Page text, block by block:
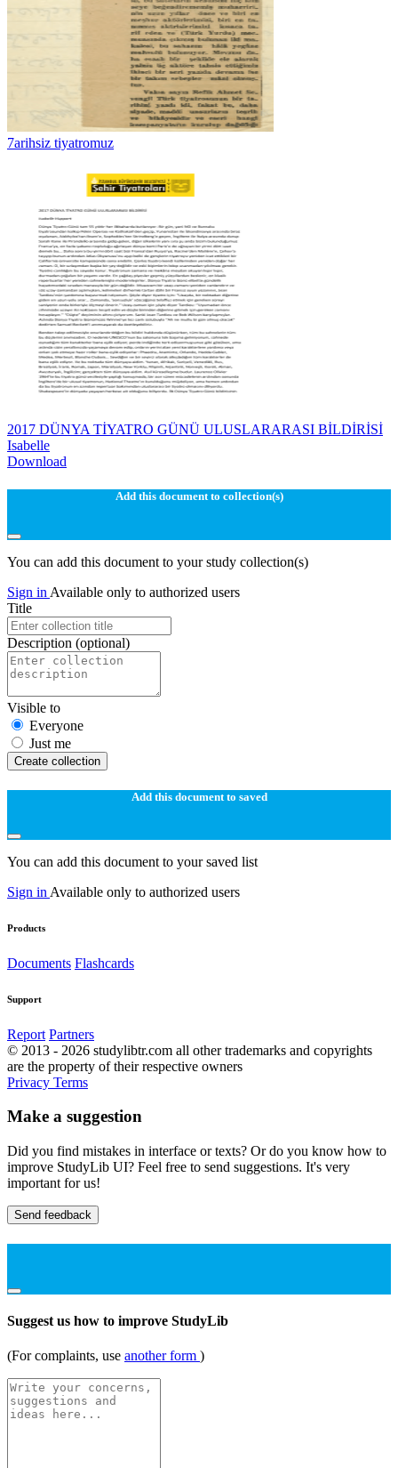
7arihsiz tiyatromuz
2017 DÜNYA TİYATRO GÜNÜ ULUSLARARASI BİLDİRİSİ
Isabelle
Download
Add this document to collection(s)
You can add this document to your study collection(s)
Sign in Available only to authorized users
Title
Description (optional)
Visible to
Everyone
Just me
Create collection
Add this document to saved
You can add this document to your saved list
Sign in Available only to authorized users
Products
Documents Flashcards
Support
Report Partners
© 2013 - 2026 studylibtr.com all other trademarks and copyrights
are the property of their respective owners
Privacy Terms
Make a suggestion
Did you find mistakes in interface or texts? Or do you know how to
improve StudyLib UI? Feel free to send suggestions. It's very
important for us!
Send feedback
Suggest us how to improve StudyLib
(For complaints, use another form )